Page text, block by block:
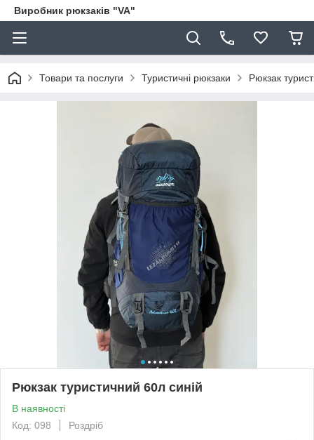
Виробник рюкзаків "VA"
Товари та послуги Туристичні рюкзаки Рюкзак
Рюкзак туристичний 60л синій
В наявності
Код: 098
Роздріб